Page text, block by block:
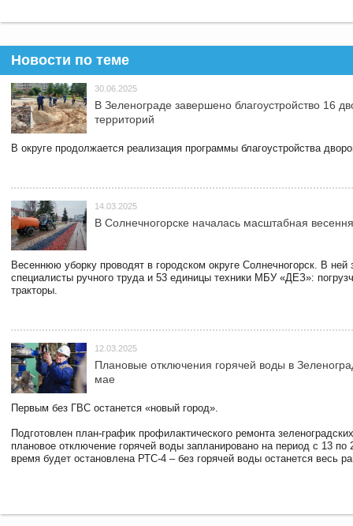
Новости по теме
30.06.2025
В Зеленограде завершено благоустройство 16
территорий
В округе продолжается реализация программы благоустройства
14.03.2025
В Солнечногорске началась масштабная
Весеннюю уборку проводят в городском округе Солнечногорск. В ней
специалисты ручного труда и 53 единицы техники МБУ «ДЕЗ»:
тракторы.
12.03.2025
Плановые отключения горячей воды в
мае
Первым без ГВС останется «новый город».
Подготовлен план-график профилактического ремонта
плановое отключение горячей воды запланировано на период с 13 по
время будет остановлена РТС-4 – без горячей воды останется весь